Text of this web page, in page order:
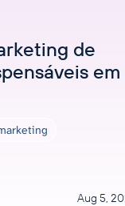
de
em
Aug 5,